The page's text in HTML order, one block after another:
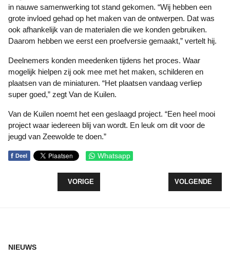
in nauwe samenwerking tot stand gekomen. “Wij hebben een
grote invloed gehad op het maken van de ontwerpen. Dat was
ook afhankelijk van de materialen die we konden gebruiken.
Daarom hebben we eerst een proefversie gemaakt,” vertelt hij.
Deelnemers konden meedenken tijdens het proces. Waar
mogelijk hielpen zij ook mee met het maken, schilderen en
plaatsen van de miniaturen. “Het plaatsen vandaag verliep
super goed,” zegt Van de Kuilen.
Van de Kuilen noemt het een geslaagd project. “Een heel mooi
project waar iedereen blij van wordt. En leuk om dit voor de
jeugd van Zeewolde te doen.”
f Deel Whatsapp
VORIG ARTIKEL: HIDDE EN KOEN KRIJGEN
VORIGE VOLGENDE
VOLGENDE
NIEUWS